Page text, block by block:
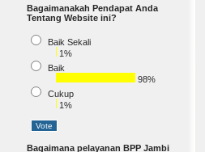
Bagaimanakah Pendapat Anda
Tentang Website ini?
Baik Sekali
1%
Baik
98%
Cukup
1%
Bagaimana pelayanan BPP Jambi